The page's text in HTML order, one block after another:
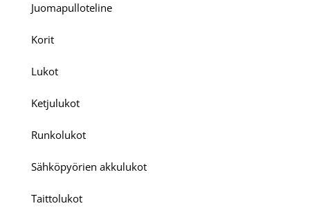
Juomapulloteline
Korit
Lukot
Ketjulukot
Runkolukot
Sähköpyörien akkulukot
Taittolukot